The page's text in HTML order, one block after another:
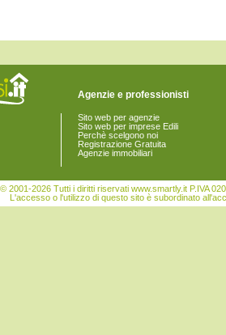
Agenzie e professionisti
Sito web per agenzie
Sito web per imprese Edili
Perchè scelgono noi
Registrazione Gratuita
Agenzie immobiliari
© 2001-2026 Tutti i diritti riservati www.smartly.it P.IVA
L'accesso o l'utilizzo di questo sito è subordinato